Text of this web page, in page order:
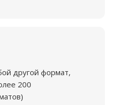
другой формат,
200